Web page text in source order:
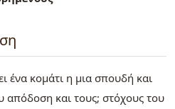
ένα κομάτι η μια σπουδή και
απόδοση και τους; στόχους του